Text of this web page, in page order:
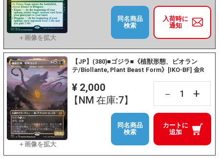
入荷時に
通知
同名商品
検索
【JP】(380)■ゴジラ■《植獣形態、ビオラン
テ/Biollante, Plant Beast Form》[IKO-BF] 金R
¥ 2,000
【NM 在庫:7】
－ +
カートに
追加
同名商品
検索